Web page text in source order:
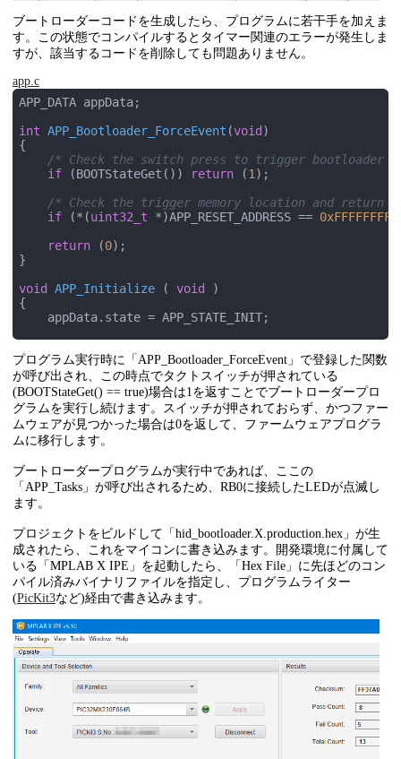
ブートローダーコードを生成したら、プログラムに若干手を加えま
す。この状態でコンパイルするとタイマー関連のエラーが発生しま
すが、該当するコードを削除しても問題ありません。
app.c
APP_DATA appData;
int APP_Bootloader_ForceEvent (void )
{
/* Check the switch press to trigger bootloader
if (BOOTStateGet()) return (1 );
/* Check the trigger memory location and
if (*(uint32_t *)APP_RESET_ADDRESS == 0xFFFFFFFF
return (0);
}
void
APP_Initialize ( void
)
{
    appData.state = APP_STATE_INIT;
}
void
APP_Tasks ( void )
{
switch ( appData.state ){
case
bool appInitialized = true;
if (appInitialized) appData.state =
case APP_STATE_SERVICE_TASKS:
        {
static uint32_t cntr = 0;
// Blink the LED
if (cntr++ ==
                LEDToggle();
                cntr =
0;
            }
break;
        }
    }
}
プログラム実行時に「APP_Bootloader_ForceEvent」で登録した関数
が呼び出され、この時点でタクトスイッチが押されている
(BOOTStateGet() == true)場合は1を返すことでブートローダープロ
グラムを実行し続けます。スイッチが押されておらず、かつファー
ムウェアが見つかった場合は0を返して、ファームウェアプログラ
ムに移行します。
ブートローダープログラムが実行中であれば、ここの
「APP_Tasks」が呼び出されるため、RB0に接続したLEDが点滅し
ます。
プロジェクトをビルドして「hid_bootloader.X.production.hex」が生
成されたら、これをマイコンに書き込みます。開発環境に付属して
いる「MPLAB X IPE」を起動したら、「Hex File」に先ほどのコン
パイル済みバイナリファイルを指定し、プログラムライター
(PicKit3など)経由で書き込みます。